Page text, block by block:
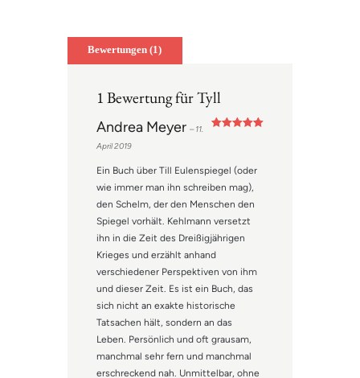
Bewertungen (1)
1 Bewertung fürTyll
Andrea Meyer – 11.
April 2019
Ein Buch über Till Eulenspiegel (oder
wie immer man ihn schreiben mag),
den Schelm, der den Menschen den
Spiegel vorhält. Kehlmann versetzt
ihn in die Zeit des Dreißigjährigen
Krieges und erzählt anhand
verschiedener Perspektiven von ihm
und dieser Zeit. Es ist ein Buch, das
sich nicht an exakte historische
Tatsachen hält, sondern an das
Leben. Persönlich und oft grausam,
manchmal sehr fern und manchmal
erschreckend nah. Unmittelbar, ohne